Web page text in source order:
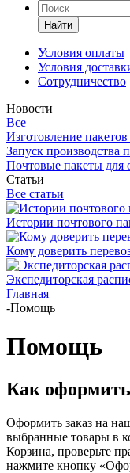
Найти
Условия оплаты
Условия
Сотрудничество
Новости
Все
Изготовление
Запуск производства
Почтовые пакеты для
Статьи
Все статьи
Истории почтового
Кому доверить
Экспедиторская
Главная
-Помощь
Помощь
Как оформить
Оформить заказ на
выбранные товары в
Корзина, проверьте
нажмите кнопку